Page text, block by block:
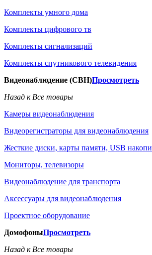
Комплекты умного дома
Комплекты цифрового тв
Комплекты сигнализаций
Комплекты спутникового телевидения
Видеонаблюдение (СВН)Просмотреть
Назад к Все товары
Камеры видеонаблюдения
Видеорегистраторы для видеонаблюдения
Жесткие диски, карты памяти, USB
Мониторы, телевизоры
Видеонаблюдение для транспорта
Аксессуары для видеонаблюдения
Проектное оборудование
ДомофоныПросмотреть
Назад к Все товары